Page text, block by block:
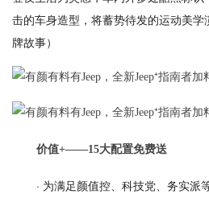
击的车身造型，将蓄势待发的运动美
牌故事）
价值+——15大配置免费送
· 为满足颜值控、科技党、务实派